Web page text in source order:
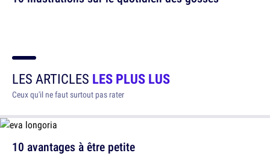
LES ARTICLES LES PLUS LUS
Ceux qu'il ne faut surtout pas rater
10 avantages à être petite